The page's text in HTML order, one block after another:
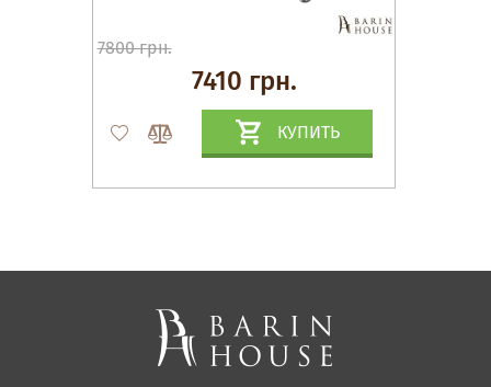
7800 грн.
7410 грн.
КУПИТЬ
Спальни, Кровати
Корпусная мебель
Офисная мебель